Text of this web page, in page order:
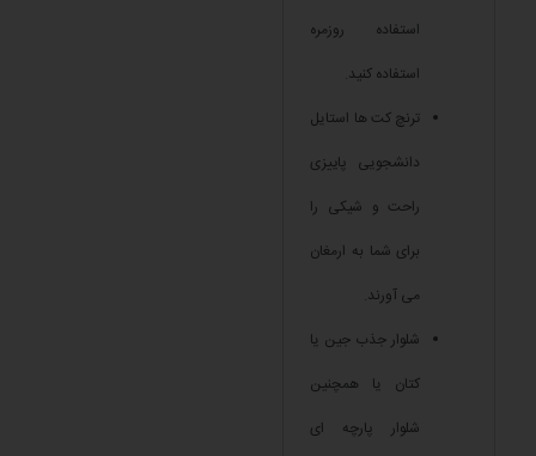
استفاده روزمره
استفاده کنید.
ترنچ کت ها استایل
دانشجویی پاییزی
راحت و شیکی را
برای شما به ارمغان
می آورند.
شلوار جذب جین یا
کتان یا همچنین
شلوار پارچه ای